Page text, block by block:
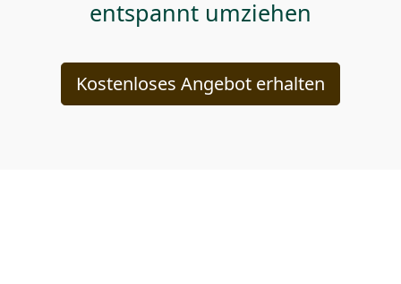
entspannt umziehen
Kostenloses Angebot erhalten